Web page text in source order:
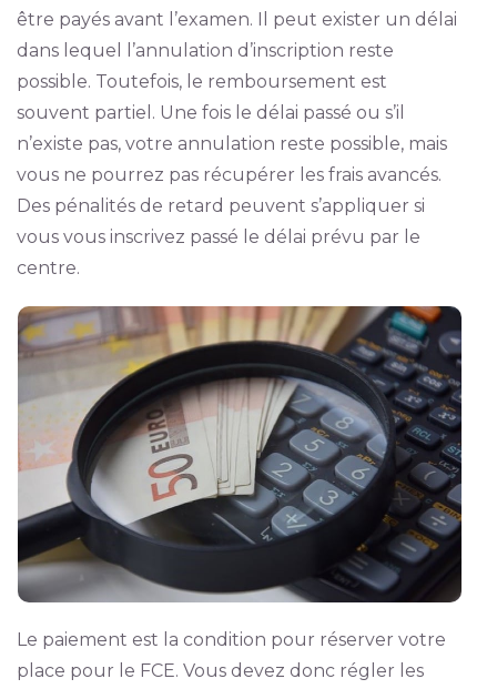
être payés avant l’examen. Il peut exister un délai
dans lequel l’annulation d’inscription reste
possible. Toutefois, le remboursement est
souvent partiel. Une fois le délai passé ou s’il
n’existe pas, votre annulation reste possible, mais
vous ne pourrez pas récupérer les frais avancés.
Des pénalités de retard peuvent s’appliquer si
vous vous inscrivez passé le délai prévu par le
centre.
Le paiement est la condition pour réserver votre
place pour le FCE. Vous devez donc régler les